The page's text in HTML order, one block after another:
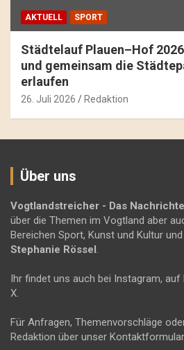
AKTUELL SPORT
Städtelauf Plauen–Hof
und gemeinsam die
erlaufen
26. Juli 2026 Redaktion
Über uns
Vogtlandstreicher - Das
über die Themen im Vogtland aber
Bereichen Sport, Kunst und Kultur
Stephanie Rössel.
Ihr findet uns auch bei Instagram, auf
X.
Für Anfragen, Themenvorschläge
Redaktion über unser